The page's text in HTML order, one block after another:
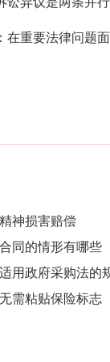
异议是两条并行
在重要法律问题
神损害赔偿
同的情形有哪些
用政府采购法的
需粘贴保险标志